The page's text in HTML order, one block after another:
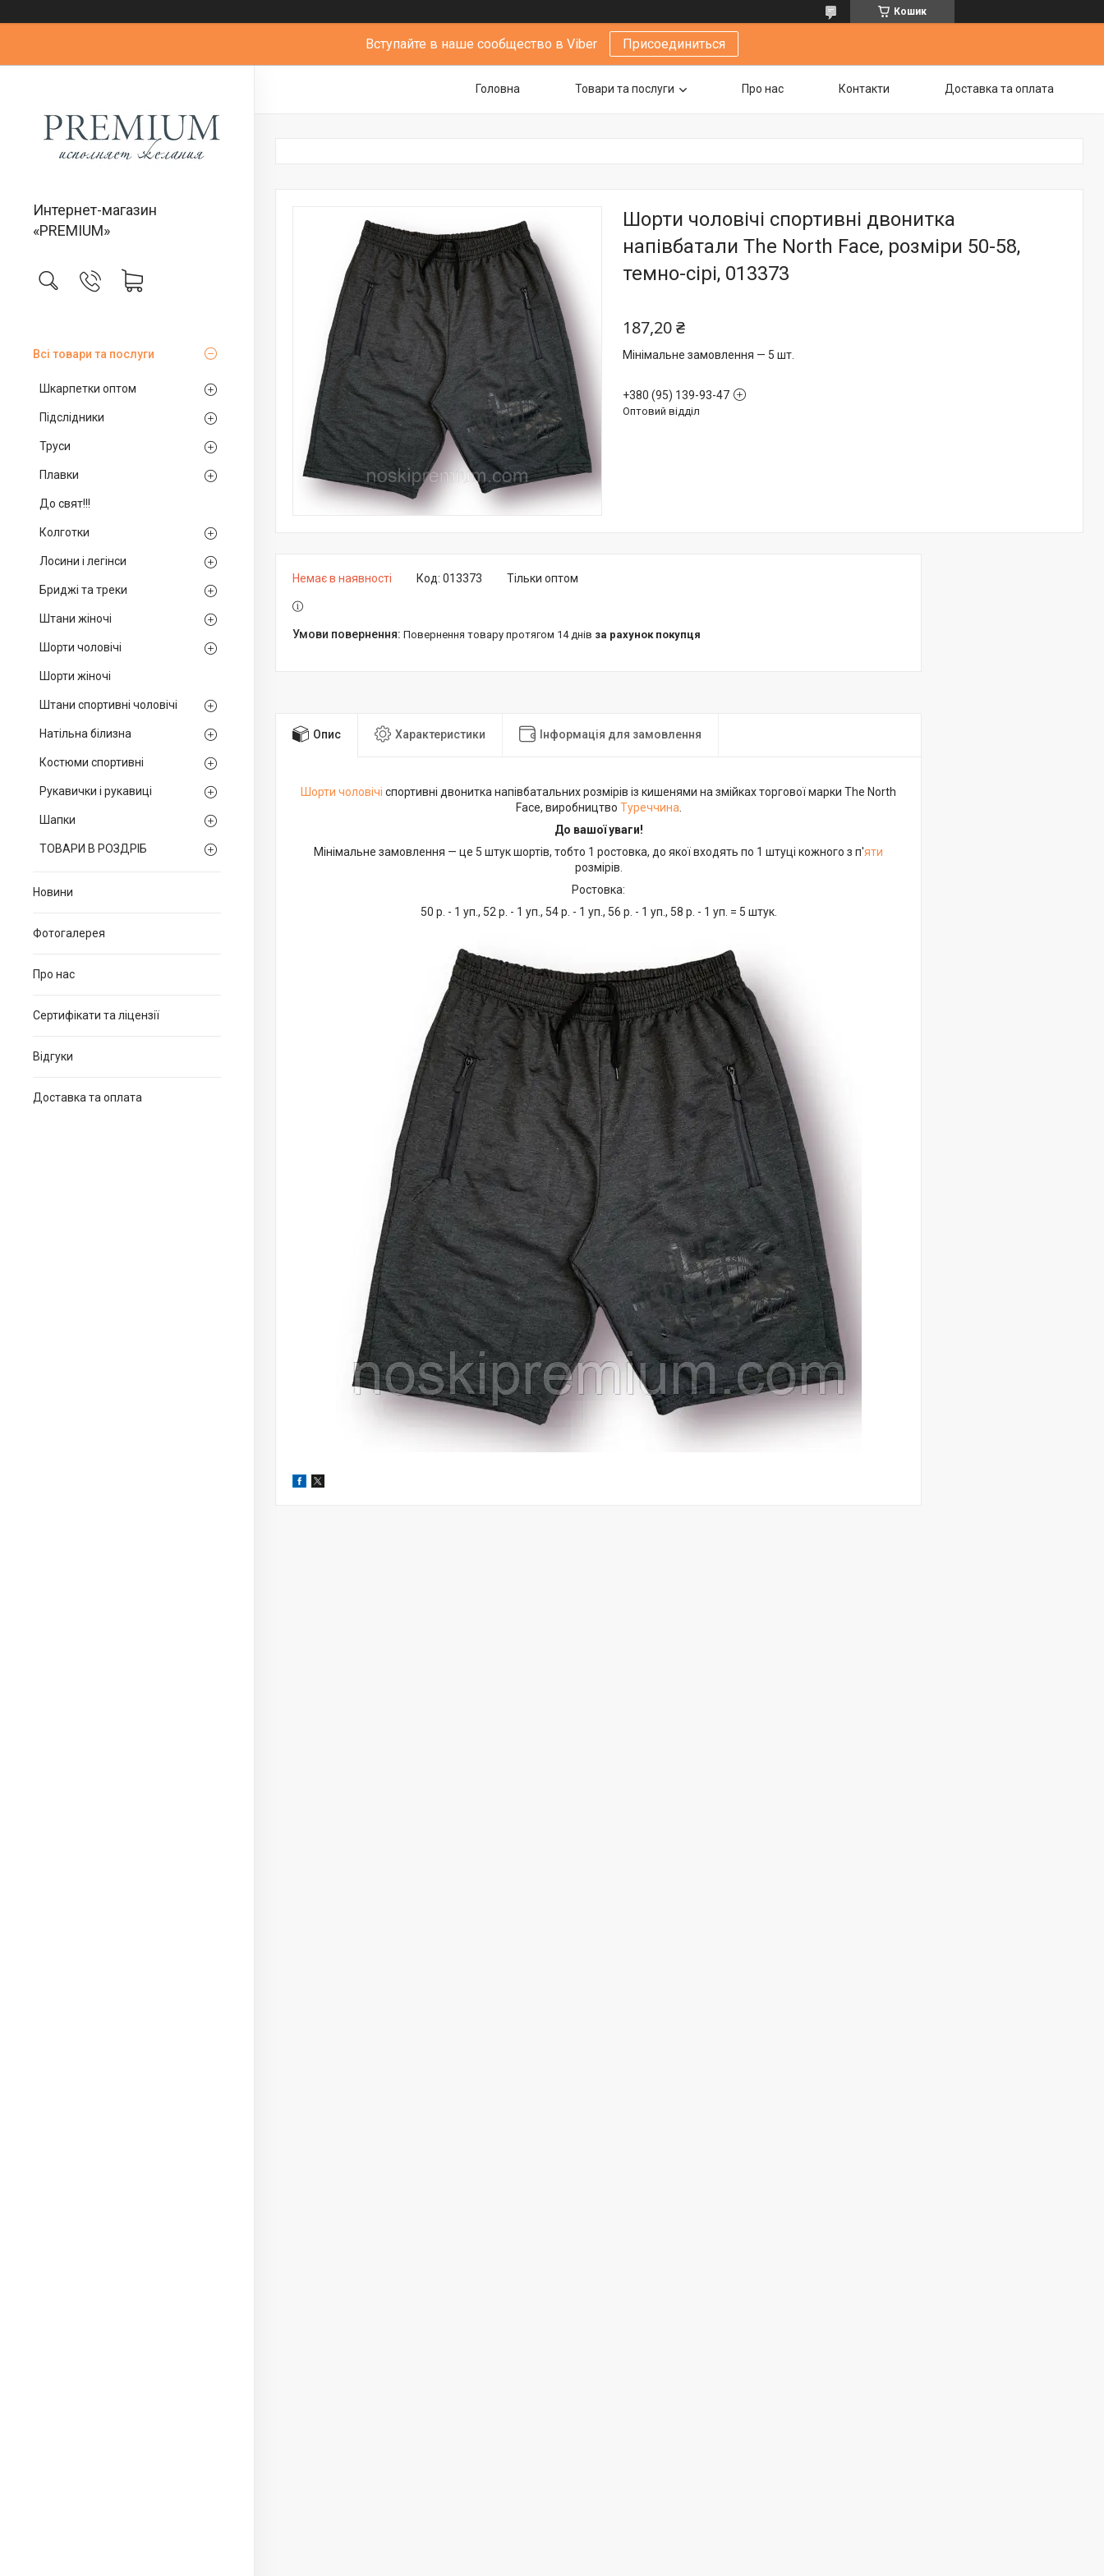
Кошик
Вступайте в наше сообщество в Viber Присоединиться
Интернет-магазин
«PREMIUM»
Всі товари та послуги
Шкарпетки оптом
Підслідники
Труси
Плавки
До свят!!!
Колготки
Лосини і легінси
Бриджі та треки
Штани жіночі
Шорти чоловічі
Шорти жіночі
Штани спортивні чоловічі
Натільна білизна
Костюми спортивні
Рукавички і рукавиці
Шапки
ТОВАРИ В РОЗДРІБ
Новини
Фотогалерея
Про нас
Сертифікати та ліцензії
Відгуки
Доставка та оплата
Головна Товари та послуги Про нас Контакти Доставка та оплата
Шорти чоловічі спортивні двонитка
напівбатали The North Face, розміри 50-58,
темно-сірі, 013373
187,20 ₴
Мінімальне замовлення — 5 шт.
+380 (95) 139-93-47
Оптовий відділ
Немає в наявності Тільки оптом
Код: 013373
повернення товару протягом 14 днів за рахунок покупця
Опис Характеристики Інформація для замовлення
Шорти чоловічі спортивні двонитка напівбатальних розмірів із кишенями на змійках торгової марки The North
Face, виробництво Туреччина
До вашої уваги!
Мінімальне замовлення — це 5 штук шортів, тобто 1 ростовка, до якої входять по 1 штуці кожного з п'яти
розмірів.
Ростовка:
50 р. - 1 уп., 52 р. - 1 уп., 54 р. - 1 уп., 56 р. - 1 уп., 58 р. - 1 уп. = 5 штук.